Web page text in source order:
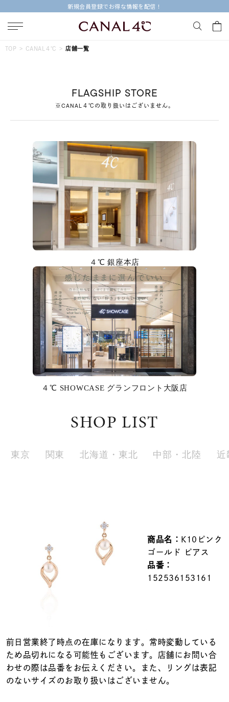
新規会員登録でお得な情報を配信！
#ハーフエタニティリング #エタニティ
#ダイヤモンド ネックレス #eギフト
すべてのジュエリー
ファッションテイスト
着用シーン
在庫ありのみ すべて表示
TOP CANAL４℃ 店舗一覧
FLAGSHIP STORE
※CANAL４℃の取り扱いはございません。
４℃ 銀座本店
４℃ SHOWCASE グランフロント大阪店
SHOP LIST
東京 関東 北海道・東北 中部・北陸 近
商品名： K10ピンク
ゴールド ピアス
品番：
152536153161
前日営業終了時点の在庫になります。常時変動している
ため品切れになる可能性もございます。店舗にお問い合
わせの際は品番をお伝えください。また、リングは表記
のないサイズのお取り扱いはございません。